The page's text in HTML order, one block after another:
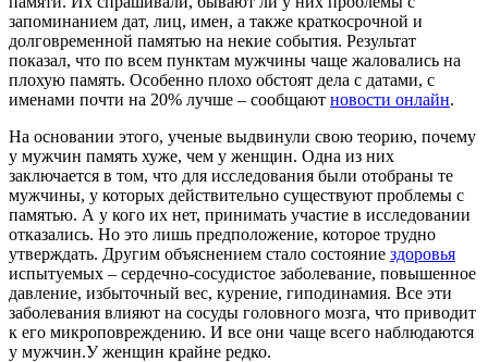
запоминанием дат, лиц, имен, а также краткосрочной и
долговременной памятью на некие события. Результат
показал, что по всем пунктам мужчины чаще жаловались на
плохую память. Особенно плохо обстоят дела с датами, с
именами почти на 20% лучше – сообщают новости онлайн.
На основании этого, ученые выдвинули свою теорию, почему
у мужчин память хуже, чем у женщин. Одна из них
заключается в том, что для исследования были отобраны те
мужчины, у которых действительно существуют проблемы с
памятью. А у кого их нет, принимать участие в исследовании
отказались. Но это лишь предположение, которое трудно
утверждать. Другим объяснением стало состояние здоровья
испытуемых – сердечно-сосудистое заболевание, повышенное
давление, избыточный вес, курение, гиподинамия. Все эти
заболевания влияют на сосуды головного мозга, что приводит
к его микроповреждению. И все они чаще всего наблюдаются
у мужчин.У женщин крайне редко.